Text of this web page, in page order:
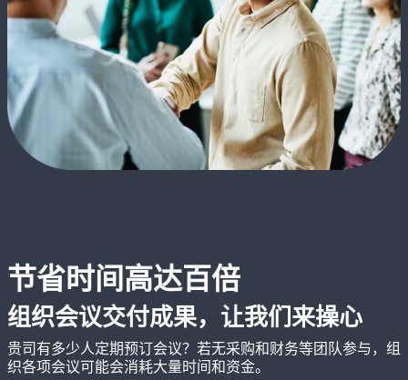
节省时间高达百倍
组织会议交付成果，让我们来操心
贵司有多少人定期预订会议？若无采购和财务等团队参与，组
织各项会议可能会消耗大量时间和资金。